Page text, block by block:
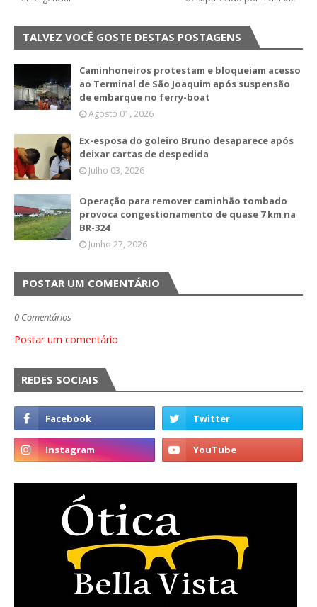
TALVEZ VOCÊ GOSTE DESTAS POSTAGENS
Caminhoneiros protestam e bloqueiam acesso
ao Terminal de São Joaquim após suspensão
de embarque no ferry-boat
Agosto 01, 2026
Ex-esposa do goleiro Bruno desaparece após
deixar cartas de despedida
Julho 03, 2026
Operação para remover caminhão tombado
provoca congestionamento de quase 7 km na
BR-324
Junho 27, 2026
POSTAR UM COMENTÁRIO
0 Comentários
Postar um comentário
REDES SOCIAIS